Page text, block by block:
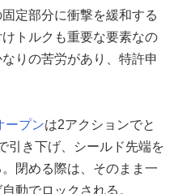
定部分に衝撃を緩和する
トルクも重要な要素なの
りの苦労があり、特許申
ープンは2アクションでと
引き下げ、シールド先端を
閉める際は、そのまま一
動でロックされる。